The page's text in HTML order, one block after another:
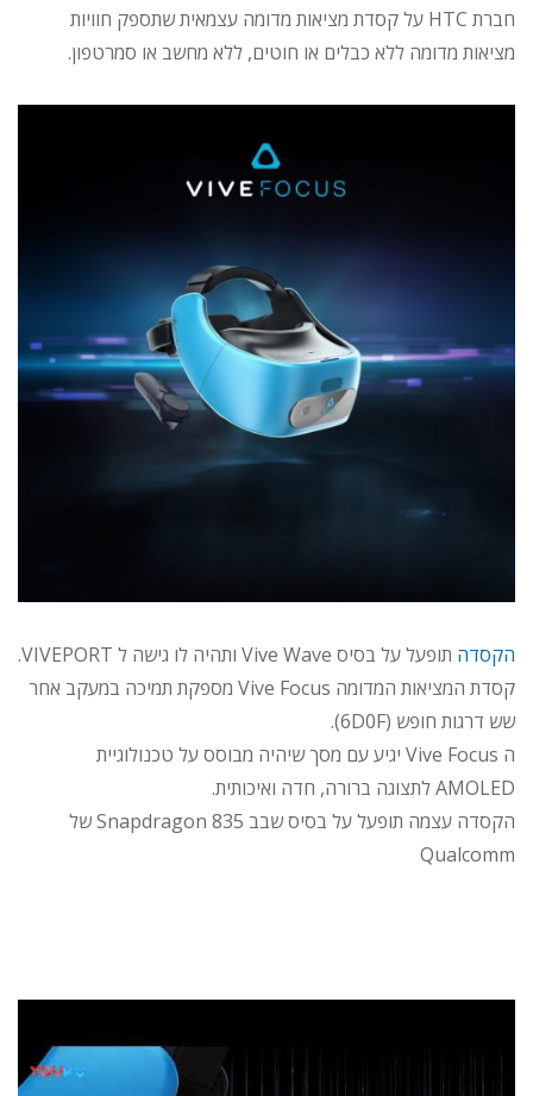
חברת HTC על קסדת מציאות מדומה עצמאית שתספק חוויות
מציאות מדומה ללא כבלים או חוטים, ללא מחשב או סמרטפון.
הקסדה תופעל על בסיס Vive Wave ותהיה לו גישה ל VIVEPORT.
קסדת המציאות המדומה Vive Focus מספקת תמיכה במעקב אחר
שש דרגות חופש (6D0F).
ה Vive Focus יגיע עם מסך שיהיה מבוסס על טכנולוגיית
AMOLED לתצוגה ברורה, חדה ואיכותית.
הקסדה עצמה תופעל על בסיס שבב Snapdragon 835 של
Qualcomm